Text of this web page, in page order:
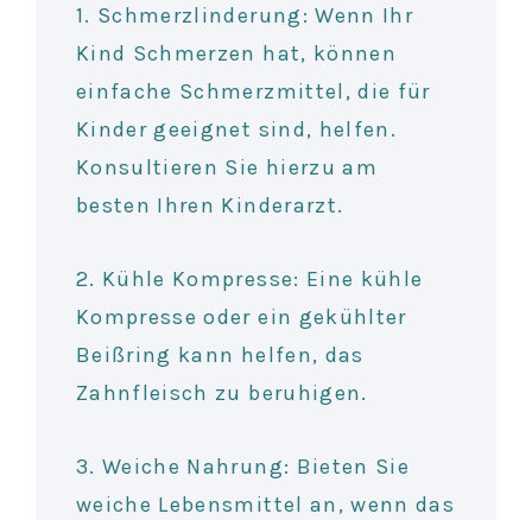
1. Schmerzlinderung: Wenn Ihr
Kind Schmerzen hat, können
einfache Schmerzmittel, die für
Kinder geeignet sind, helfen.
Konsultieren Sie hierzu am
besten Ihren Kinderarzt.
2. Kühle Kompresse: Eine kühle
Kompresse oder ein gekühlter
Beißring kann helfen, das
Zahnfleisch zu beruhigen.
3. Weiche Nahrung: Bieten Sie
weiche Lebensmittel an, wenn das